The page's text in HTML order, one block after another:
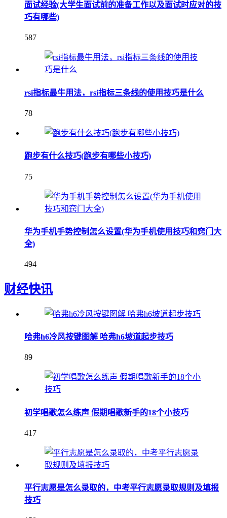
面试经验(大学生面试前的准备工作以及面试时应对的技
巧有哪些)
587
rsi指标最牛用法，rsi指标三条线的使用技巧是什么
78
跑步有什么技巧(跑步有哪些小技巧)
75
华为手机手势控制怎么设置(华为手机使用技巧和窍门大
全)
494
财经快讯
哈弗h6冷风按键图解 哈弗h6坡道起步技巧
89
初学唱歌怎么练声 假期唱歌新手的18个小技巧
417
平行志愿是怎么录取的，中考平行志愿录取规则及填报
技巧